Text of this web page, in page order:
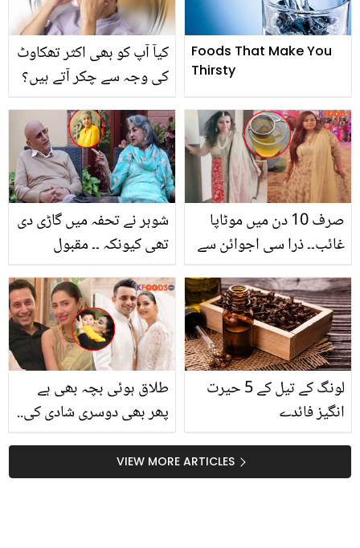
کام کرتے ہیں
کیآ آپ کو بھی اکثر تھکاوٹ
کی وجہ سے چکر آتے ہیں؟
Foods That Make You
Thirsty
شوہر نے تحفہ میں گاڑی دی
تھی کیونکہ ۔۔ مقبول
شوہر کون سے مشہور
صحافی ہیں؟ ان سے متعلق
دلچسپ معلومات
صرف 10 دن میں موٹاپا
غائب۔۔ ذرا سی اجوائن سے
قہوہ کیسے بنائیں؟ جانیں
طلاق ہوئی بچہ بھی ہے
پھر بھی دوسری شادی کی..
اور بیوہ عورتوں کے لئے
مثال بن گئیں
لونگ کے تیل کے 5 حیرت
انگیز فائدے
VIEW MORE ARTICLES